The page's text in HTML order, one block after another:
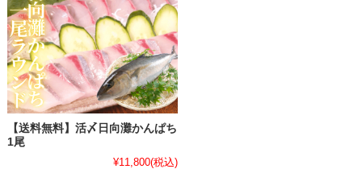
【送料無料】活〆日向灘かんぱち
1尾
¥11,800(税込)